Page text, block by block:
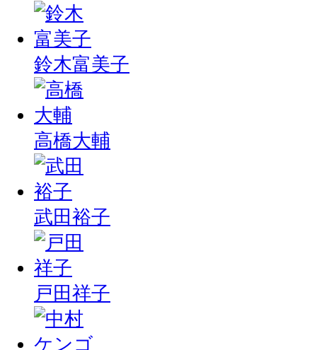
鈴木富美子
高橋大輔
武田裕子
戸田祥子